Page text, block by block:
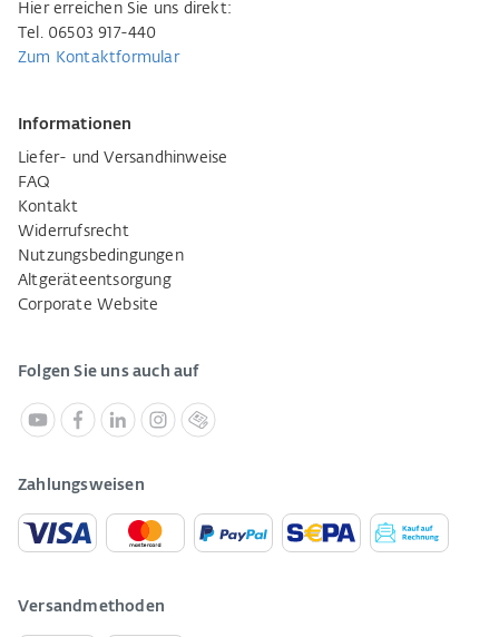
Hier erreichen Sie uns direkt:
Tel. 06503 917-440
Zum Kontaktformular
Informationen
Liefer- und Versandhinweise
FAQ
Kontakt
Widerrufsrecht
Nutzungsbedingungen
Altgeräteentsorgung
Corporate Website
Folgen Sie uns auch auf
Zahlungsweisen
Versandmethoden